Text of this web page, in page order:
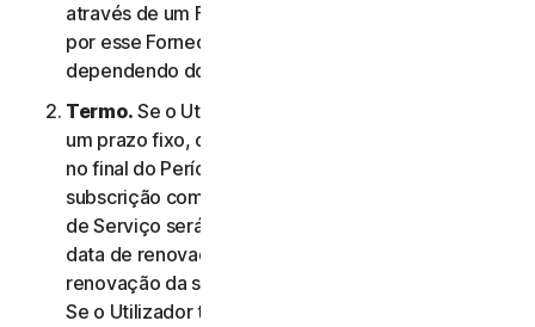
através de um Fornecedor, na data determinada
por esse Fornecedor, conforme aplicável,
dependendo do que ocorrer primeiro.
Termo. Se o Utilizador tiver uma subscrição com
um prazo fixo, o Serviço termina automaticamente
no final do Período de Serviço. Se tiver uma
subscrição com renovação automática, o Período
de Serviço será renovado automaticamente na
data de renovação a menos que cancele a
renovação da subscrição antes do dia da cobrança.
Se o Utilizador tiver um serviço ou produto de